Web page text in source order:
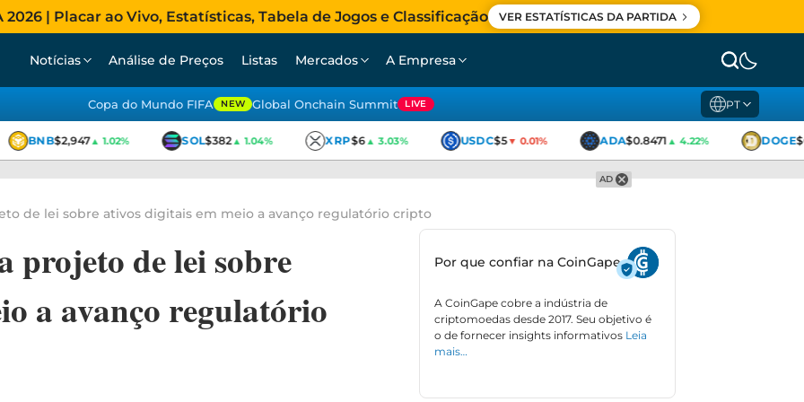
| Placar ao Vivo, Estatísticas, Tabela de Jogos e Classificação VER ESTATÍSTICAS DA PARTIDA
Notícias Análise de Preços Listas Mercados A Empresa
Copa do Mundo FIFA NEW Global Onchain Summit LIVE PT
BNB$2,947▲ 1.02% SOL$382▲ 1.04% XRP$6▲ 3.03% USDC$5▼ 0.01% ADA$0.8471▲ 4.22% DOGE
AD
de lei sobre ativos digitais em meio a avanço regulatório cripto
projeto de lei sobre
a avanço regulatório
Por que confiar na CoinGape
A CoinGape cobre a indústria de
criptomoedas desde 2017. Seu objetivo é
o de fornecer insights informativos Leia
mais…